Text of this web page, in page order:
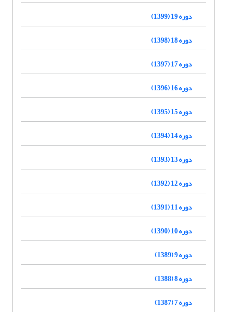
دوره 19 (1399)
دوره 18 (1398)
دوره 17 (1397)
دوره 16 (1396)
دوره 15 (1395)
دوره 14 (1394)
دوره 13 (1393)
دوره 12 (1392)
دوره 11 (1391)
دوره 10 (1390)
دوره 9 (1389)
دوره 8 (1388)
دوره 7 (1387)